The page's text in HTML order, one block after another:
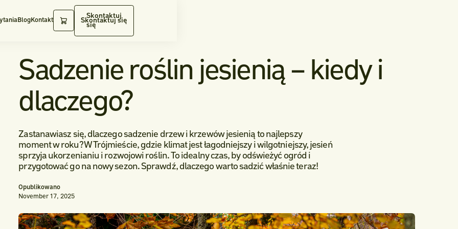
Blog Kontakt
Skontaktuj
się
Skontaktuj się
Sadzenie roślin jesienią – kiedy i
dlaczego?
Zastanawiasz się, dlaczego sadzenie drzew i krzewów jesienią to najlepszy
moment w roku? W Trójmieście, gdzie klimat jest łagodniejszy i wilgotniejszy, jesień
sprzyja ukorzenianiu i rozwojowi roślin. To idealny czas, by odświeżyć ogród i
przygotować go na nowy sezon. Sprawdź, dlaczego warto sadzić właśnie teraz!
Opublikowano
November 17, 2025